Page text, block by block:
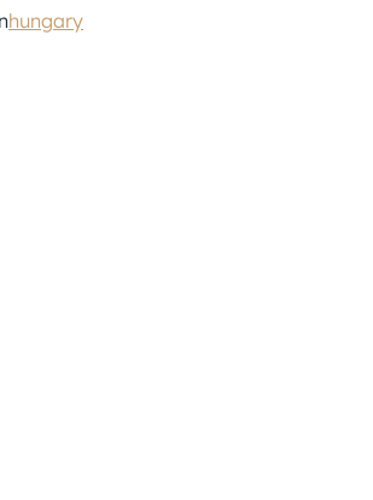
hungary